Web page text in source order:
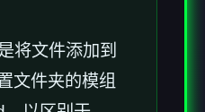
将文件添加到
文件夹的模组